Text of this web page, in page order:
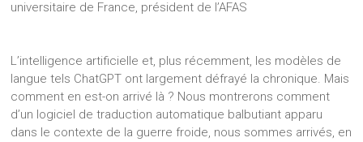
universitaire de France, président de l’AFAS
L’intelligence artificielle et, plus récemment, les modèles de
langue tels ChatGPT ont largement défrayé la chronique. Mais
comment en est-on arrivé là ? Nous montrerons comment
d’un logiciel de traduction automatique balbutiant apparu
dans le contexte de la guerre froide, nous sommes arrivés, en